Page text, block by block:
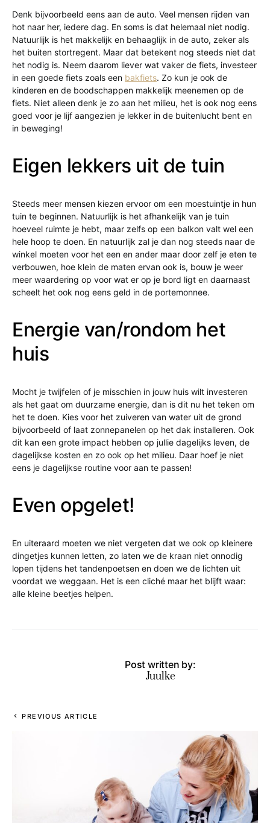
Denk bijvoorbeeld eens aan de auto. Veel mensen rijden van
hot naar her, iedere dag. En soms is dat helemaal niet nodig.
Natuurlijk is het makkelijk en behaaglijk in de auto, zeker als
het buiten stortregent. Maar dat betekent nog steeds niet dat
het nodig is. Neem daarom liever wat vaker de fiets, investeer
in een goede fiets zoals een bakfiets. Zo kun je ook de
kinderen en de boodschappen makkelijk meenemen op de
fiets. Niet alleen denk je zo aan het milieu, het is ook nog eens
goed voor je lijf aangezien je lekker in de buitenlucht bent en
in beweging!
Eigen lekkers uit de tuin
Steeds meer mensen kiezen ervoor om een moestuintje in hun
tuin te beginnen. Natuurlijk is het afhankelijk van je tuin
hoeveel ruimte je hebt, maar zelfs op een balkon valt wel een
hele hoop te doen. En natuurlijk zal je dan nog steeds naar de
winkel moeten voor het een en ander maar door zelf je eten te
verbouwen, hoe klein de maten ervan ook is, bouw je weer
meer waardering op voor wat er op je bord ligt en daarnaast
scheelt het ook nog eens geld in de portemonnee.
Energie van/rondom het
huis
Mocht je twijfelen of je misschien in jouw huis wilt investeren
als het gaat om duurzame energie, dan is dit nu het teken om
het te doen. Kies voor het zuiveren van water uit de grond
bijvoorbeeld of laat zonnepanelen op het dak installeren. Ook
dit kan een grote impact hebben op jullie dagelijks leven, de
dagelijkse kosten en zo ook op het milieu. Daar hoef je niet
eens je dagelijkse routine voor aan te passen!
Even opgelet!
En uiteraard moeten we niet vergeten dat we ook op kleinere
dingetjes kunnen letten, zo laten we de kraan niet onnodig
lopen tijdens het tandenpoetsen en doen we de lichten uit
voordat we weggaan. Het is een cliché maar het blijft waar:
alle kleine beetjes helpen.
Post written by:
Juulke
PREVIOUS ARTICLE